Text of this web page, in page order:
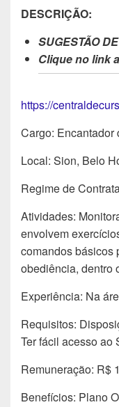
DESCRIÇÃO:
SUGESTÃO
Clique no link
https://
Cargo: Encantador
Local: Sion, Belo
Regime de
Atividades:
envolvem
comandos básicos
obediência, dentro
Experiência: Na
Requisitos:
Ter fácil acesso ao
Remuneração: R$
Benefícios: Plano